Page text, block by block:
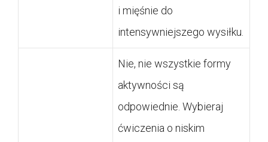
i mięśnie do
intensywniejszego wysiłku.
Nie, nie wszystkie formy
aktywności są
odpowiednie. Wybieraj
ćwiczenia o niskim